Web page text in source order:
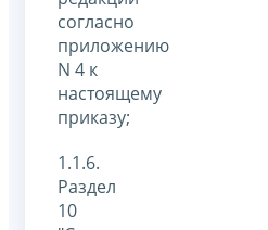
согласно
приложению
N 4 к
настоящему
приказу;
1.1.6.
Раздел
10